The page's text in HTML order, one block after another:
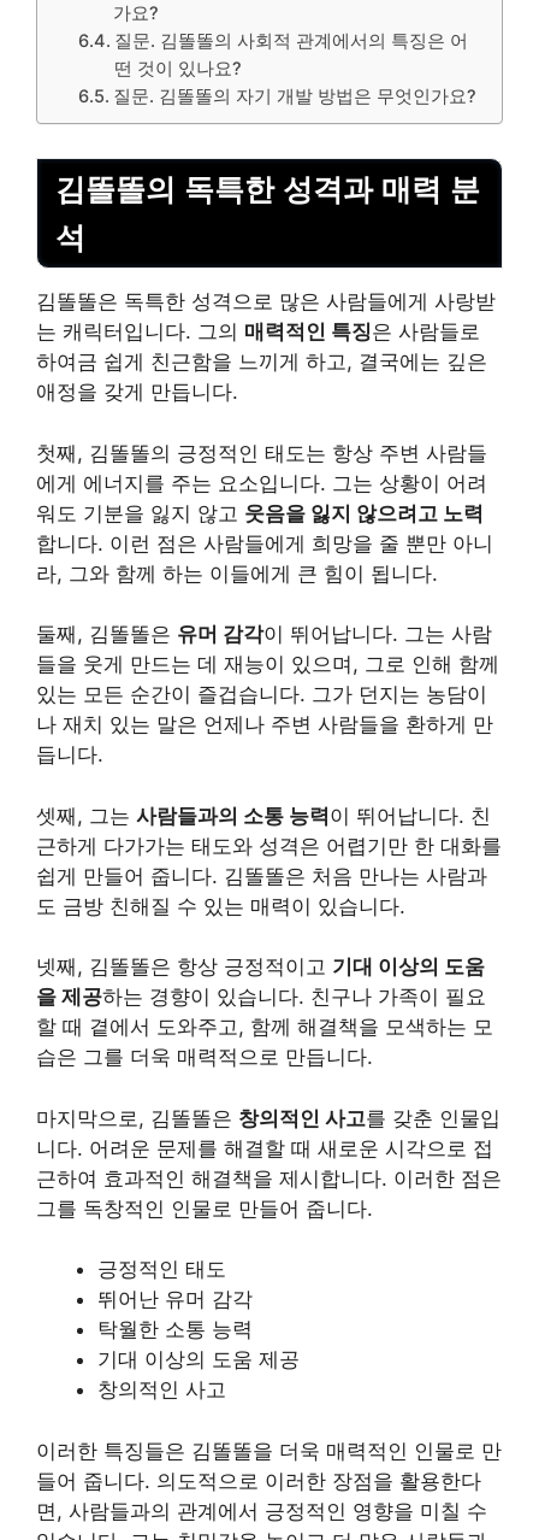
가요?
질문. 김똘똘의 사회적 관계에서의 특징은 어
떤 것이 있나요?
질문. 김똘똘의 자기 개발 방법은 무엇인가요?
김똘똘의 독특한 성격과 매력 분
석
김똘똘은 독특한 성격으로 많은 사람들에게 사랑받
는 캐릭터입니다. 그의 매력적인 특징은 사람들로
하여금 쉽게 친근함을 느끼게 하고, 결국에는 깊은
애정을 갖게 만듭니다.
첫째, 김똘똘의 긍정적인 태도는 항상 주변 사람들
에게 에너지를 주는 요소입니다. 그는 상황이 어려
워도 기분을 잃지 않고 웃음을 잃지 않으려고 노력
합니다. 이런 점은 사람들에게 희망을 줄 뿐만 아니
라, 그와 함께 하는 이들에게 큰 힘이 됩니다.
둘째, 김똘똘은 유머 감각이 뛰어납니다. 그는 사람
들을 웃게 만드는 데 재능이 있으며, 그로 인해 함께
있는 모든 순간이 즐겁습니다. 그가 던지는 농담이
나 재치 있는 말은 언제나 주변 사람들을 환하게 만
듭니다.
셋째, 그는 사람들과의 소통 능력이 뛰어납니다. 친
근하게 다가가는 태도와 성격은 어렵기만 한 대화를
쉽게 만들어 줍니다. 김똘똘은 처음 만나는 사람과
도 금방 친해질 수 있는 매력이 있습니다.
넷째, 김똘똘은 항상 긍정적이고 기대 이상의 도움
을 제공하는 경향이 있습니다. 친구나 가족이 필요
할 때 곁에서 도와주고, 함께 해결책을 모색하는 모
습은 그를 더욱 매력적으로 만듭니다.
마지막으로, 김똘똘은 창의적인 사고를 갖춘 인물입
니다. 어려운 문제를 해결할 때 새로운 시각으로 접
근하여 효과적인 해결책을 제시합니다. 이러한 점은
그를 독창적인 인물로 만들어 줍니다.
긍정적인 태도
뛰어난 유머 감각
탁월한 소통 능력
기대 이상의 도움 제공
창의적인 사고
이러한 특징들은 김똘똘을 더욱 매력적인 인물로 만
들어 줍니다. 의도적으로 이러한 장점을 활용한다
면, 사람들과의 관계에서 긍정적인 영향을 미칠 수